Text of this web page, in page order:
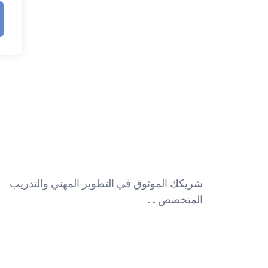
شريكك الموثوق في التطوير المهني والتدريب
المتخصص . .